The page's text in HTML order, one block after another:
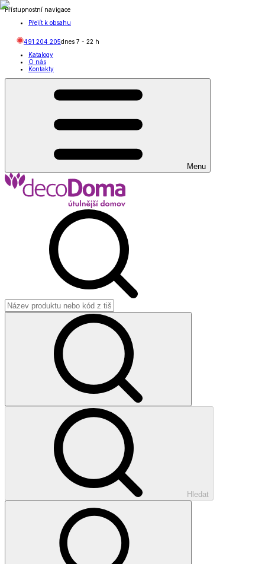
Přístupnostní navigace
Přejít k obsahu
491 204 205dnes 7 - 22 h
Katalogy
O nás
Kontakty
Menu
Hledat